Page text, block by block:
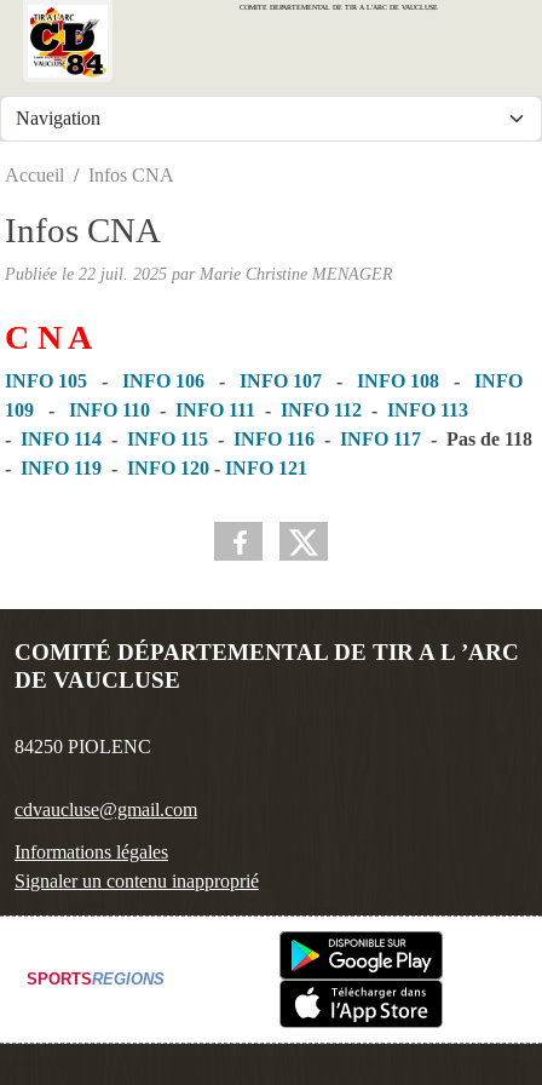
COMITE DEPARTEMENTAL DE TIR A L'ARC DE VAUCLUSE
Accueil Infos CNA
Infos CNA
Publiée le 22 juil. 2025 par Marie Christine MENAGER
C N A
INFO 105 - INFO 106 - INFO 107 - INFO 108 - INFO
109 - INFO 110 - INFO 111 - INFO 112 - INFO 113
- INFO 114 - INFO 115 - INFO 116 - INFO 117 - Pas de 118
- INFO 119 - INFO 120 - INFO 121
COMITÉ DÉPARTEMENTAL DE TIR A L ’ARC
DE VAUCLUSE
84250 PIOLENC
cdvaucluse@gmail.com
Informations légales
Signaler un contenu inapproprié
SPORTSREGIONS
Panneau de gestion des cookies